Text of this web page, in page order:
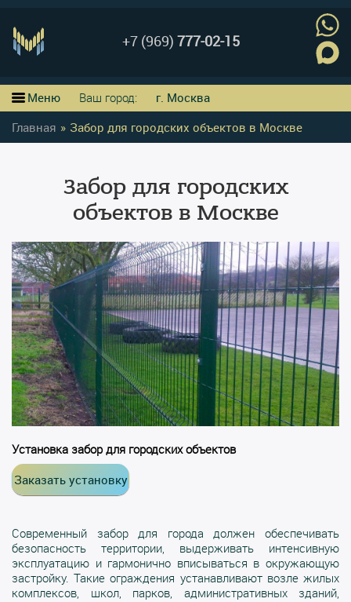
+7 (969) 777-02-15
Меню Ваш город:
г. Москва
Главная » Забор для городских объектов в Москве
Забор для городских
объектов в Москве
Установка забор для городских объектов
Заказать установку
Современный забор для города должен обеспечивать
безопасность территории, выдерживать интенсивную
эксплуатацию и гармонично вписываться в окружающую
застройку. Такие ограждения устанавливают возле жилых
комплексов, школ, парков, административных зданий,